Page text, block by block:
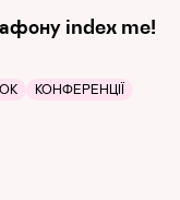
index me!
КОНФЕРЕНЦІЇ